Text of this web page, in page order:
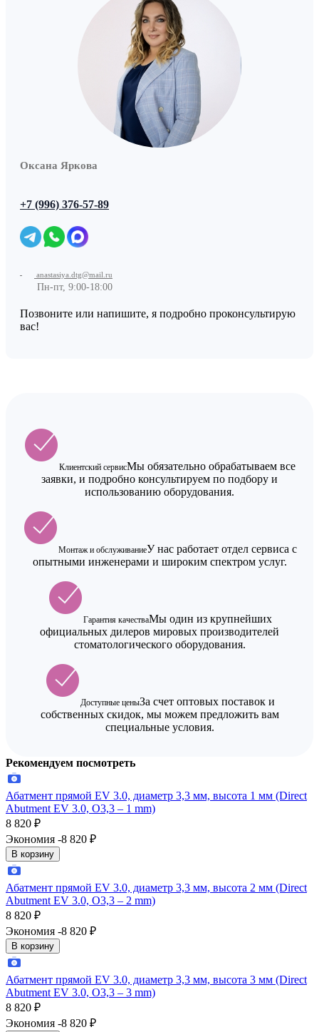
Оксана Яркова
+7 (996) 376-57-89
anastasiya.dtg@mail.ru
Пн-пт, 9:00-18:00
Позвоните или напишите, я подробно проконсультирую
вас!
Клиентский сервисМы обязательно обрабатываем все
заявки, и подробно консультируем по подбору и
использованию оборудования.
Монтаж и обслуживаниеУ нас работает отдел сервиса с
опытными инженерами и широким спектром услуг.
Гарантия качестваМы один из крупнейших
официальных дилеров мировых производителей
стоматологического оборудования.
Доступные ценыЗа счет оптовых поставок и
собственных скидок, мы можем предложить вам
специальные условия.
Рекомендуем посмотреть
Абатмент прямой EV 3.0, диаметр 3,3 мм, высота 1 мм (Direct
Abutment EV 3.0, O3,3 – 1 mm)
8 820 ₽
Экономия -8 820 ₽
В корзину
Абатмент прямой EV 3.0, диаметр 3,3 мм, высота 2 мм (Direct
Abutment EV 3.0, O3,3 – 2 mm)
8 820 ₽
Экономия -8 820 ₽
В корзину
Абатмент прямой EV 3.0, диаметр 3,3 мм, высота 3 мм (Direct
Abutment EV 3.0, O3,3 – 3 mm)
8 820 ₽
Экономия -8 820 ₽